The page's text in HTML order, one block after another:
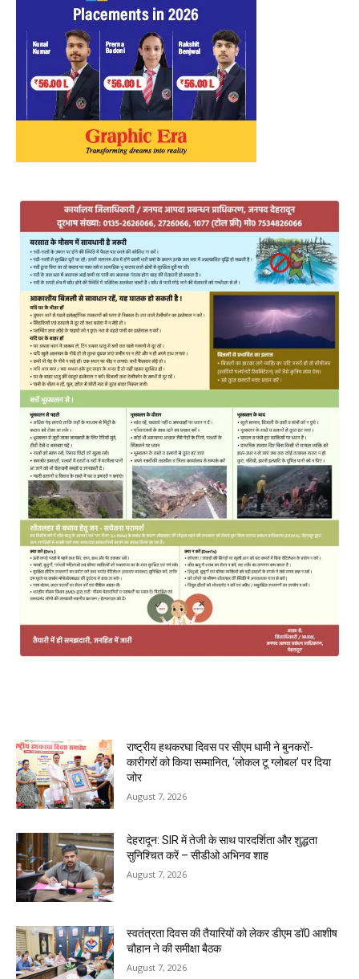
राष्ट्रीय हथकरघा दिवस पर सीएम धामी ने बुनकरों-
कारीगरों को किया सम्मानित, ‘लोकल टू ग्लोबल’ पर दिया
जोर
August 7, 2026
देहरादून: SIR में तेजी के साथ पारदर्शिता और शुद्धता
सुनिश्चित करें – सीडीओ अभिनव शाह
August 7, 2026
स्वतंत्रता दिवस की तैयारियों को लेकर डीएम डॉ0 आशीष
चौहान ने की समीक्षा बैठक
August 7, 2026